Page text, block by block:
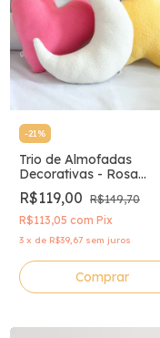
-21%
Trio de Almofadas
Decorativas - Rosa
Chiclete, Amarelo e Off
White
R$119,00 R$149,70
R$113,05 com Pix
3 x de R$39,67 sem juros